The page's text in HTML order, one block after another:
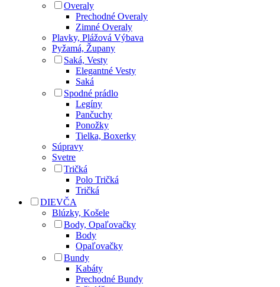
Overaly
Prechodné Overaly
Zimné Overaly
Plavky, Plážová Výbava
Pyžamá, Župany
Saká, Vesty
Elegantné Vesty
Saká
Spodné prádlo
Legíny
Pančuchy
Ponožky
Tielka, Boxerky
Súpravy
Svetre
Tričká
Polo Tričká
Tričká
DIEVČA
Blúzky, Košele
Body, Opaľovačky
Body
Opaľovačky
Bundy
Kabáty
Prechodné Bundy